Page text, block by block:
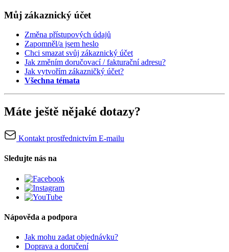
Můj zákaznický účet
Změna přístupových údajů
Zapomněl/a jsem heslo
Chci smazat svůj zákaznický účet
Jak změním doručovací / fakturační adresu?
Jak vytvořím zákazničký účet?
Všechna témata
Máte ještě nějaké dotazy?
Kontakt prostřednictvím E-mailu
Sledujte nás na
Nápověda a podpora
Jak mohu zadat objednávku?
Doprava a doručení